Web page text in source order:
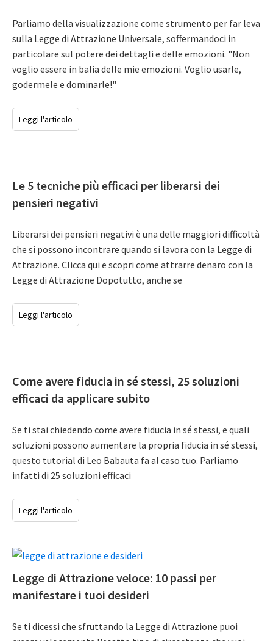
Parliamo della visualizzazione come strumento per far leva
sulla Legge di Attrazione Universale, soffermandoci in
particolare sul potere dei dettagli e delle emozioni. "Non
voglio essere in balia delle mie emozioni. Voglio usarle,
godermele e dominarle!"
Leggi l'articolo
Le 5 tecniche più efficaci per liberarsi dei
pensieri negativi
Liberarsi dei pensieri negativi è una delle maggiori difficoltà
che si possono incontrare quando si lavora con la Legge di
Attrazione. Clicca qui e scopri come attrarre denaro con la
Legge di Attrazione Dopotutto, anche se
Leggi l'articolo
Come avere fiducia in sé stessi, 25 soluzioni
efficaci da applicare subito
Se ti stai chiedendo come avere fiducia in sé stessi, e quali
soluzioni possono aumentare la propria fiducia in sé stessi,
questo tutorial di Leo Babauta fa al caso tuo. Parliamo
infatti di 25 soluzioni efficaci
Leggi l'articolo
Legge di Attrazione veloce: 10 passi per
manifestare i tuoi desideri
Se ti dicessi che sfruttando la Legge di Attrazione puoi